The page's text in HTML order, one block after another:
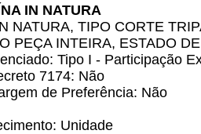
IN NATURA
NATURA, TIPO CORTE
PEÇA INTEIRA, ESTADO
Tipo I - Participação
7174: Não
de Preferência: Não
Unidade